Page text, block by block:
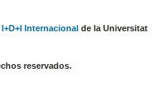
Internacional de la Universitat
reservados.